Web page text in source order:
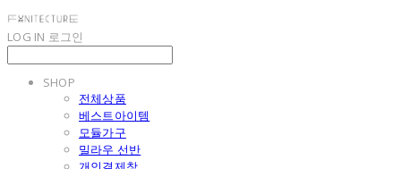
LOG IN 로그인
SHOP
전체상품
베스트아이템
모듈가구
밀라우 선반